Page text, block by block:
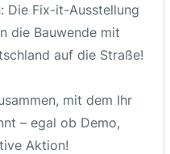
Die Fix-it-Ausstellung
die Bauwende mit
auf die Straße!
mit dem Ihr
– egal ob Demo,
Aktion!